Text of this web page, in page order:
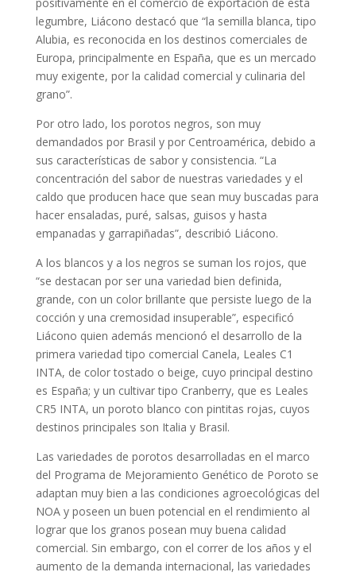
legumbre, Liácono destacó que “la semilla blanca, tipo
Alubia, es reconocida en los destinos comerciales de
Europa, principalmente en España, que es un mercado
muy exigente, por la calidad comercial y culinaria del
grano”.
Por otro lado, los porotos negros, son muy
demandados por Brasil y por Centroamérica, debido a
sus características de sabor y consistencia. “La
concentración del sabor de nuestras variedades y el
caldo que producen hace que sean muy buscadas para
hacer ensaladas, puré, salsas, guisos y hasta
empanadas y garrapiñadas”, describió Liácono.
A los blancos y a los negros se suman los rojos, que
“se destacan por ser una variedad bien definida,
grande, con un color brillante que persiste luego de la
cocción y una cremosidad insuperable”, especificó
Liácono quien además mencionó el desarrollo de la
primera variedad tipo comercial Canela, Leales C1
INTA, de color tostado o beige, cuyo principal destino
es España; y un cultivar tipo Cranberry, que es Leales
CR5 INTA, un poroto blanco con pintitas rojas, cuyos
destinos principales son Italia y Brasil.
Las variedades de porotos desarrolladas en el marco
del Programa de Mejoramiento Genético de Poroto se
adaptan muy bien a las condiciones agroecológicas del
NOA y poseen un buen potencial en el rendimiento al
lograr que los granos posean muy buena calidad
comercial. Sin embargo, con el correr de los años y el
aumento de la demanda internacional, las variedades